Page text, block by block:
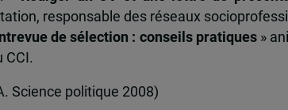
responsable des réseaux
de sélection : conseils pratiques»
CCI.
Science politique 2008)